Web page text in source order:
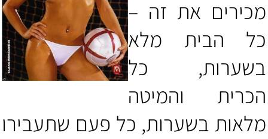
מכירים את זה –
כל הבית מלא
בשערות, כל
הכרית והמיטה
מלאות בשערות, כל פעם שתעבירו